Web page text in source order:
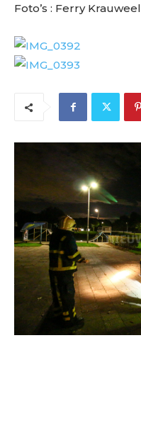
Foto’s : Ferry Krauweel